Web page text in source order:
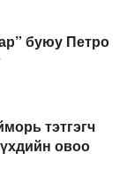
буюу Петро
тэтгэгч
овоо